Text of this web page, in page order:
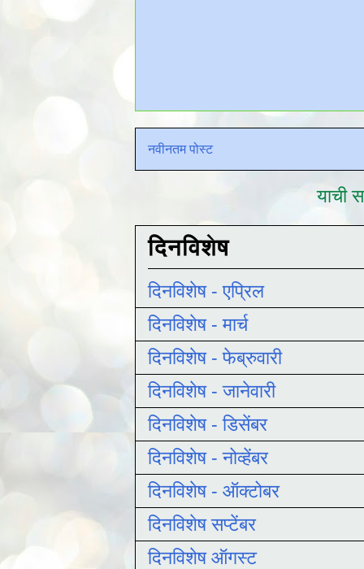
नवीनतम पोस्ट
याची
दिनविशेष
दिनविशेष - एप्रिल
दिनविशेष - मार्च
दिनविशेष - फेब्रुवारी
दिनविशेष - जानेवारी
दिनविशेष - डिसेंबर
दिनविशेष - नोव्हेंबर
दिनविशेष - ऑक्टोबर
दिनविशेष सप्टेंबर
दिनविशेष ऑगस्ट